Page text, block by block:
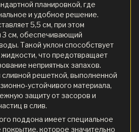
планировкой, где
и удобное решение.
5,5 см, при этом
3 см, обеспечивающий
Такой уклон способствует
что предотвращает
неприятных запахов.
решеткой, выполненной
устойчивого материала,
защиту от засоров и
в слив.
поддона имеет специальное
которое значительно